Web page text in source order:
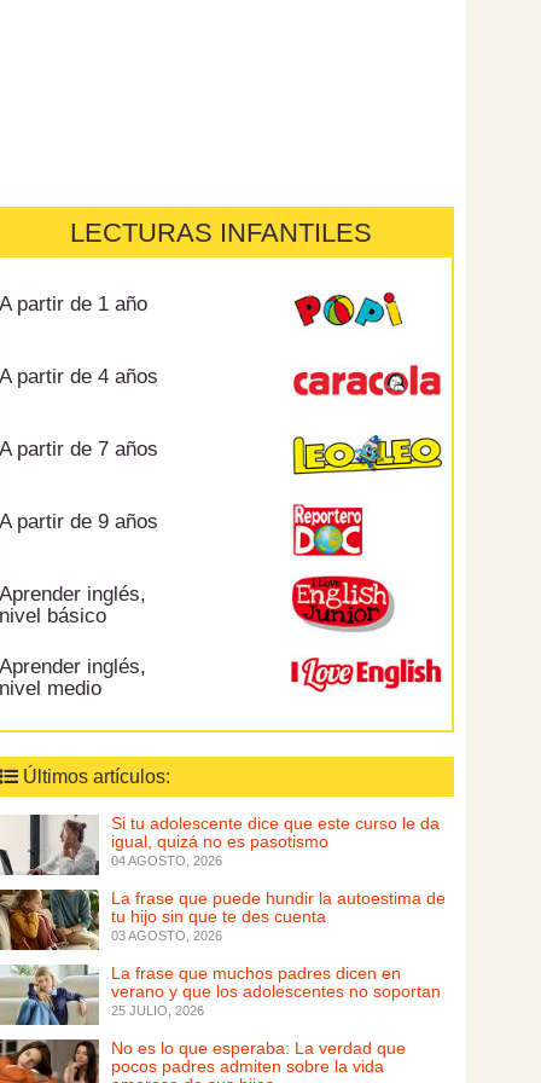
LECTURAS INFANTILES
A partir de 1 año
A partir de 4 años
A partir de 7 años
A partir de 9 años
Aprender inglés,
nivel básico
Aprender inglés,
nivel medio
Últimos artículos:
Si tu adolescente dice que este curso le da
igual, quizá no es pasotismo
04 AGOSTO, 2026
La frase que puede hundir la autoestima de
tu hijo sin que te des cuenta
03 AGOSTO, 2026
La frase que muchos padres dicen en
verano y que los adolescentes no soportan
25 JULIO, 2026
No es lo que esperaba: La verdad que
pocos padres admiten sobre la vida